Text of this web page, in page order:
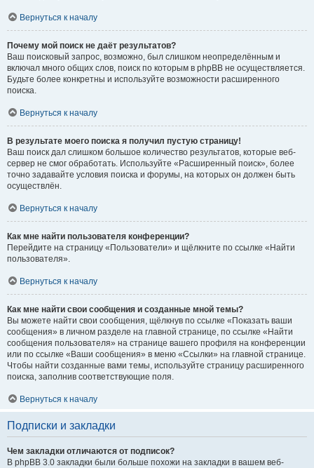
Вернуться к началу
Почему мой поиск не даёт результатов?
Ваш поисковый запрос, возможно, был слишком неопределённым и
включал много общих слов, поиск по которым в phpBB не осуществляется.
Будьте более конкретны и используйте возможности расширенного
поиска.
Вернуться к началу
В результате моего поиска я получил пустую страницу!
Ваш поиск дал слишком большое количество результатов, которые веб-
сервер не смог обработать. Используйте «Расширенный поиск», более
точно задавайте условия поиска и форумы, на которых он должен быть
осуществлён.
Вернуться к началу
Как мне найти пользователя конференции?
Перейдите на страницу «Пользователи» и щёлкните по ссылке «Найти
пользователя».
Вернуться к началу
Как мне найти свои сообщения и созданные мной темы?
Вы можете найти свои сообщения, щёлкнув по ссылке «Показать ваши
сообщения» в личном разделе на главной странице, по ссылке «Найти
сообщения пользователя» на странице вашего профиля на конференции
или по ссылке «Ваши сообщения» в меню «Ссылки» на главной странице.
Чтобы найти созданные вами темы, используйте страницу расширенного
поиска, заполнив соответствующие поля.
Вернуться к началу
Подписки и закладки
Чем закладки отличаются от подписок?
В phpBB 3.0 закладки были больше похожи на закладки в вашем веб-